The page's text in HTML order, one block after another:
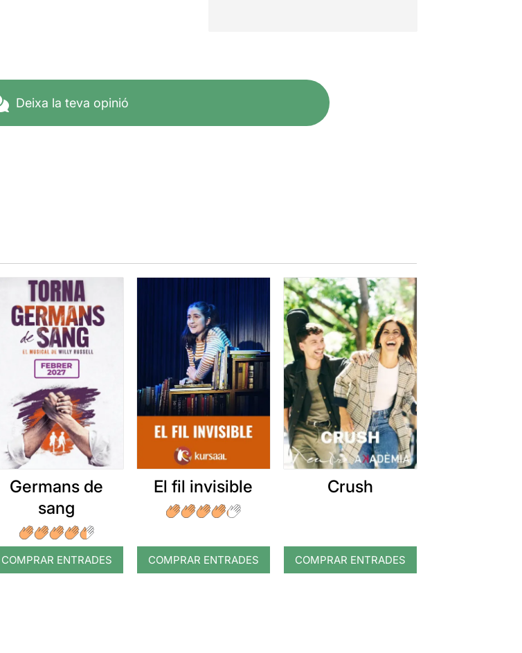
Deixa la teva opinió
Germans de
sang
COMPRAR ENTRADES
El fil invisible
COMPRAR ENTRADES
Crush
COMPRAR ENTRADES